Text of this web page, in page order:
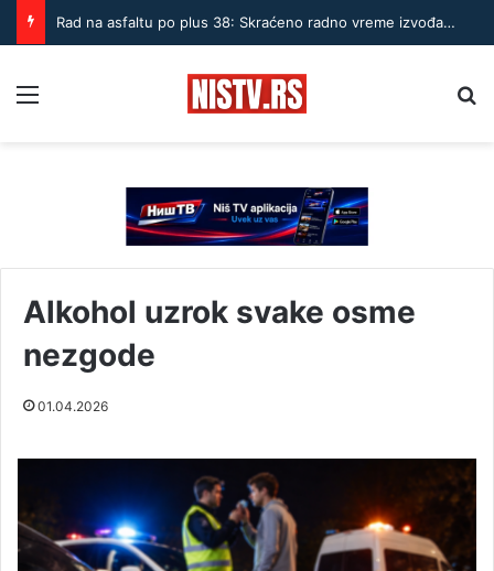
Rad na asfaltu po plus 38: Skraćeno radno vreme izvođača u Nišu
Alkohol uzrok svake osme
nezgode
01.04.2026